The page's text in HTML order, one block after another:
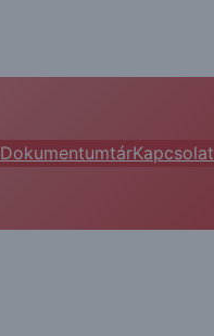
DokumentumtárKapcsolat